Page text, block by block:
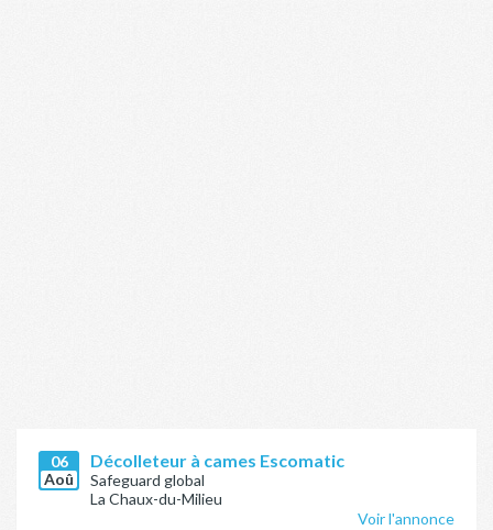
06
Aoû
Décolleteur à cames Escomatic
Safeguard global
La Chaux-du-Milieu
Voir l'annonce